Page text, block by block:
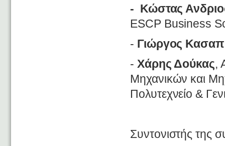
- Κώστας
ESCP Business
- Γιώργος
- Χάρης Δούκας,
Μηχανικών και
Πολυτεχνείο &
Συντονιστής της